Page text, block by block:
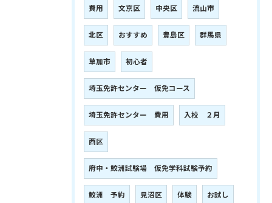
費用 文京区 中央区 流山市
北区 おすすめ 豊島区 群馬県
草加市 初心者
埼玉免許センター 仮免コース
埼玉免許センター 費用 入校 ２月
西区
府中・鮫洲試験場 仮免学科試験予約
鮫洲 予約 見沼区 体験 お試し